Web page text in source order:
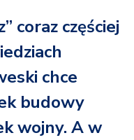
coraz częściej
chce
budowy
wojny. A w